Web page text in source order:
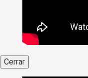
Cerrar